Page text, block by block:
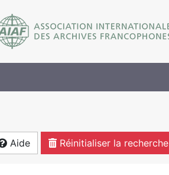
Aide Réinitialiser la recherche